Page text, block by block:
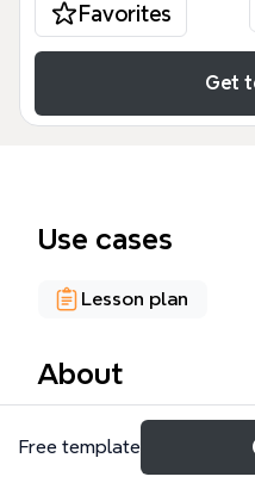
Favorites
Get
Use cases
Lesson plan
About
Die Twitter-Mindmap
Pädagoginnen und
Free template